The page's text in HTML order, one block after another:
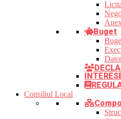
Buget
Consiliul Local